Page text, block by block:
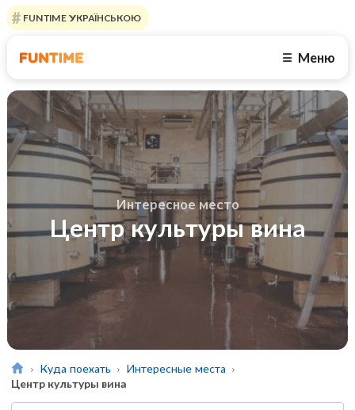
FUNTIME УКРАЇНСЬКОЮ
☰ Меню
Интересное место
Центр культуры вина
Куда поехать
Интересные места
Центр культуры вина